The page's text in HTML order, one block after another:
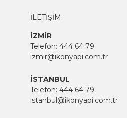
İLETİŞİM;
İZMİR
Telefon: 444 64 79
izmir@ikonyapi.com.tr
İSTANBUL
Telefon: 444 64 79
istanbul@ikonyapi.com.tr